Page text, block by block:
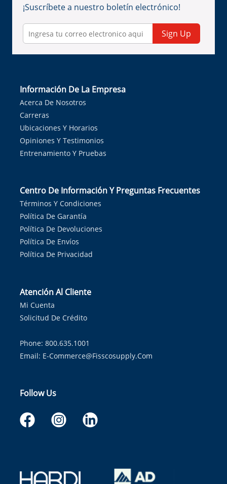
¡Suscríbete a nuestro boletín electrónico!
Sign Up
Información De La Empresa
Acerca De Nosotros
Carreras
Ubicaciones Y Horarios
Opiniones Y Testimonios
Entrenamiento Y Pruebas
Centro De Información Y Preguntas Frecuentes
Términos Y Condiciones
Política De Garantía
Política De Devoluciones
Política De Envíos
Política De Privacidad
Atención Al Cliente
Mi Cuenta
Solicitud De Crédito
Phone: 800.635.1001
Email: E-Commerce@fisscosupply.com
Follow Us